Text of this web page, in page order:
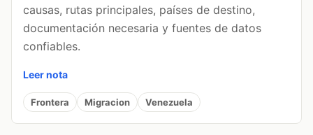
causas, rutas principales, países de destino,
documentación necesaria y fuentes de datos
confiables.
Leer nota
Frontera Migracion Venezuela